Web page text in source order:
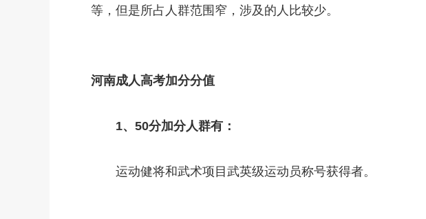
等，但是所占人群范围窄，涉及的人比较少。
河南成人高考加分分值
1、50分加分人群有：
运动健将和武术项目武英级运动员称号获得者。